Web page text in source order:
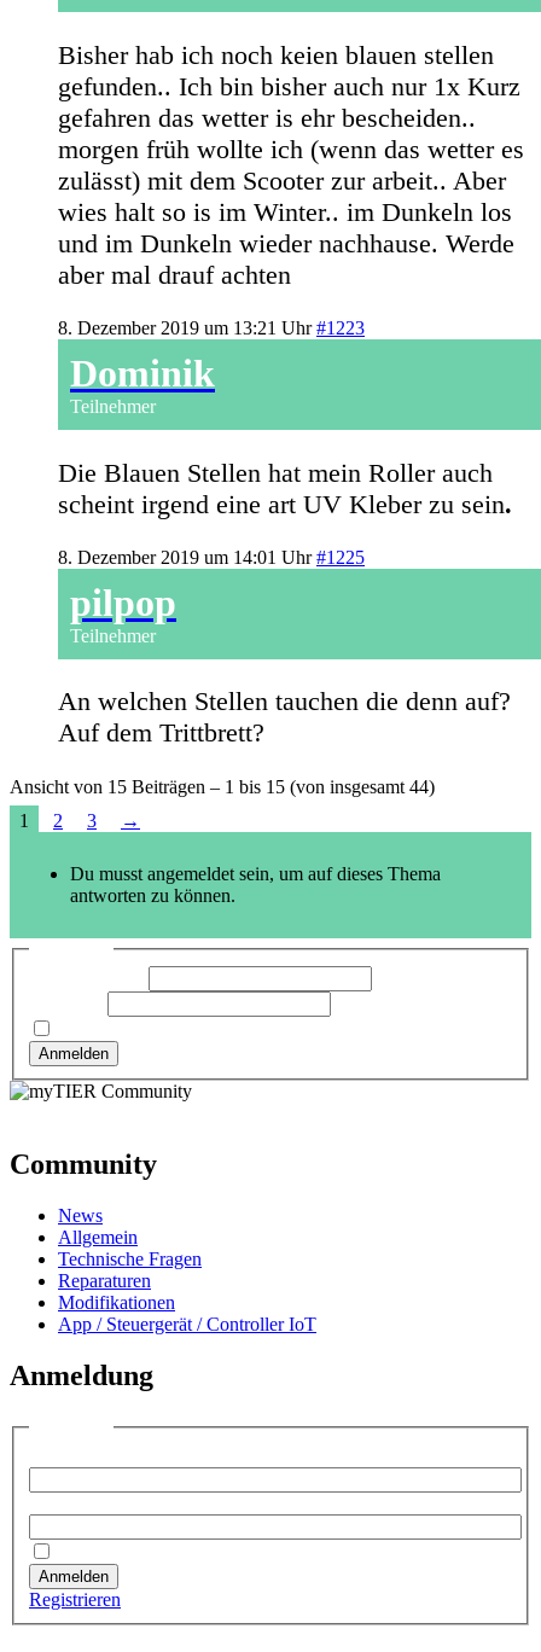
Bisher hab ich noch keien blauen stellen
gefunden.. Ich bin bisher auch nur 1x Kurz
gefahren das wetter is ehr bescheiden..
morgen früh wollte ich (wenn das wetter es
zulässt) mit dem Scooter zur arbeit.. Aber
wies halt so is im Winter.. im Dunkeln los
und im Dunkeln wieder nachhause. Werde
aber mal drauf achten
8. Dezember 2019 um 13:21 Uhr #1223
Dominik
Teilnehmer
Die Blauen Stellen hat mein Roller auch
scheint irgend eine art UV Kleber zu sein.
8. Dezember 2019 um 14:01 Uhr #1225
pilpop
Teilnehmer
An welchen Stellen tauchen die denn auf?
Auf dem Trittbrett?
Ansicht von 15 Beiträgen – 1 bis 15 (von insgesamt 44)
1
2 3 →
Du musst angemeldet sein, um auf dieses Thema
antworten zu können.
Anmelden
Community
News
Allgemein
Technische Fragen
Reparaturen
Modifikationen
App / Steuergerät / Controller IoT
Anmeldung
Anmelden
Registrieren